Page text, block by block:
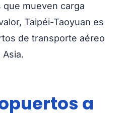
que mueven carga
Taipéi-Taoyuan es
de transporte aéreo
a